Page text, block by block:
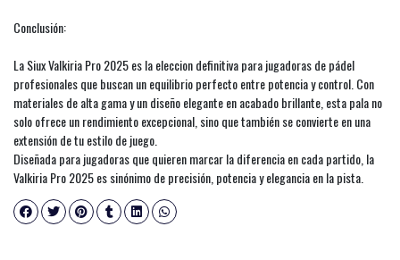
Conclusión:
La Siux Valkiria Pro 2025 es la eleccion definitiva para jugadoras de pádel
profesionales que buscan un equilibrio perfecto entre potencia y control. Con
materiales de alta gama y un diseño elegante en acabado brillante, esta pala no
solo ofrece un rendimiento excepcional, sino que también se convierte en una
extensión de tu estilo de juego.
Diseñada para jugadoras que quieren marcar la diferencia en cada partido, la
Valkiria Pro 2025 es sinónimo de precisión, potencia y elegancia en la pista.